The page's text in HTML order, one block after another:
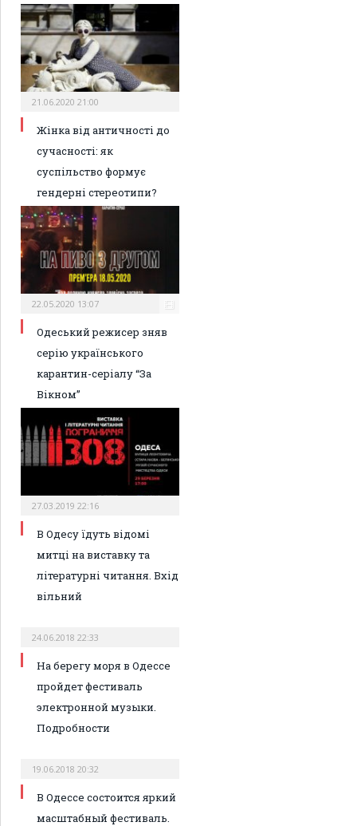
21.06.2020 21:00
Жінка від античності до
сучасності: як
суспільство формує
гендерні стереотипи?
22.05.2020 13:07
Одеський режисер зняв
серію українського
карантин-серіалу “За
Вікном”
27.03.2019 22:16
В Одесу їдуть відомі
митці на виставку та
літературні читання. Вхід
вільний
24.06.2018 22:33
На берегу моря в Одессе
пройдет фестиваль
электронной музыки.
Подробности
19.06.2018 20:32
В Одессе состоится яркий
масштабный фестиваль.